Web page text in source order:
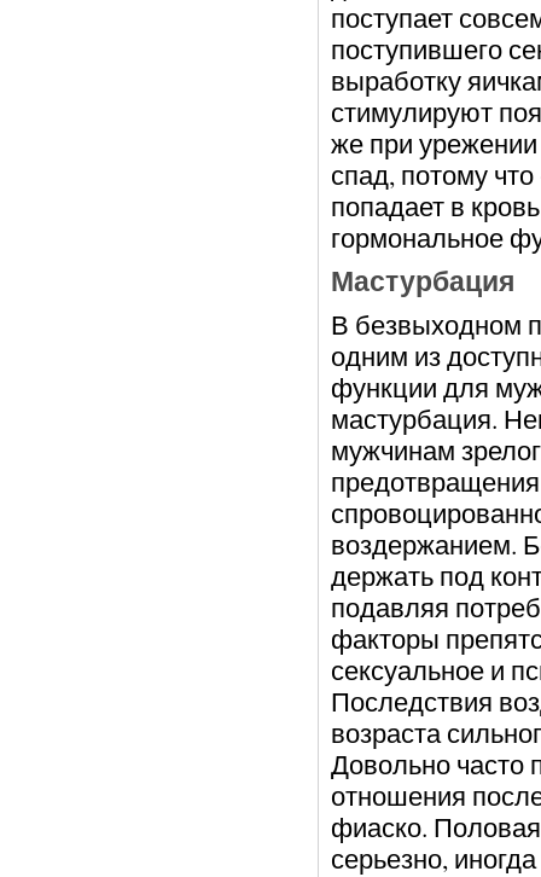
поступает
поступившего
выработку
стимулируют
же при
спад, потому
попадает в
гормональное
Мастурбация
В безвыходном
одним из
функции для
мастурбация.
мужчинам
воздержанием.
держать под
подавляя
факторы
сексуальное и
Последствия
возраста
Довольно часто
отношения
фиаско.
серьезно,